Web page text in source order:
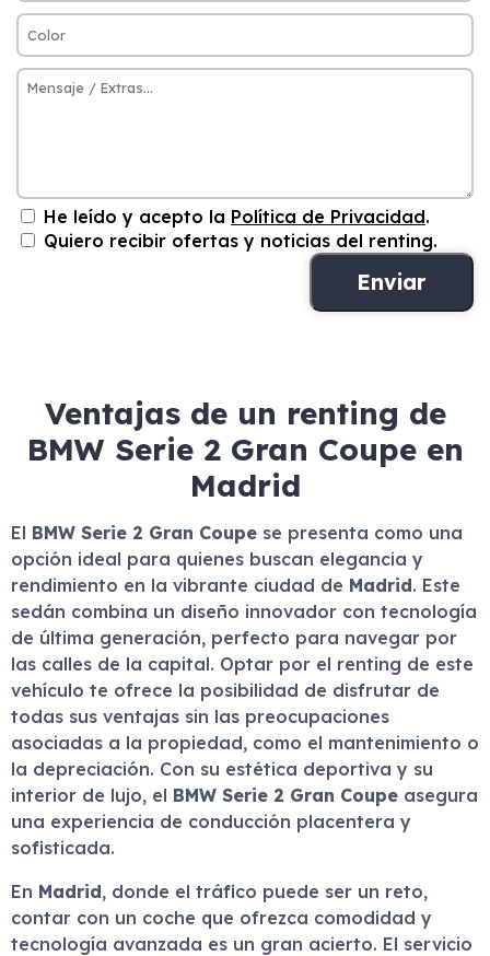
He leído y acepto la Política de Privacidad.
Quiero recibir ofertas y noticias del renting.
Ventajas de un renting de
BMW Serie 2 Gran Coupe en
Madrid
El BMW Serie 2 Gran Coupe se presenta como una
opción ideal para quienes buscan elegancia y
rendimiento en la vibrante ciudad de Madrid. Este
sedán combina un diseño innovador con tecnología
de última generación, perfecto para navegar por
las calles de la capital. Optar por el renting de este
vehículo te ofrece la posibilidad de disfrutar de
todas sus ventajas sin las preocupaciones
asociadas a la propiedad, como el mantenimiento o
la depreciación. Con su estética deportiva y su
interior de lujo, el BMW Serie 2 Gran Coupe asegura
una experiencia de conducción placentera y
sofisticada.
En Madrid, donde el tráfico puede ser un reto,
contar con un coche que ofrezca comodidad y
tecnología avanzada es un gran acierto. El servicio